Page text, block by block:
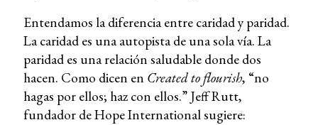
Entendamos la diferencia entre caridad y paridad.
La caridad es una autopista de una sola vía. La
paridad es una relación saludable donde dos
hacen. Como dicen en Created to flourish, “no
hagas por ellos; haz con ellos.” Jeff Rutt,
fundador de Hope International sugiere: